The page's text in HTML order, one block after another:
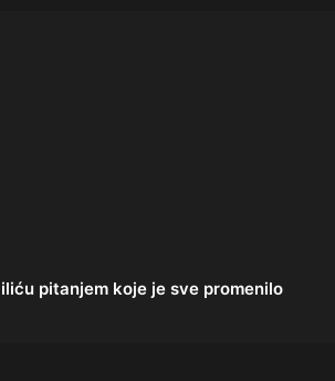
pitanjem koje je sve promenilo